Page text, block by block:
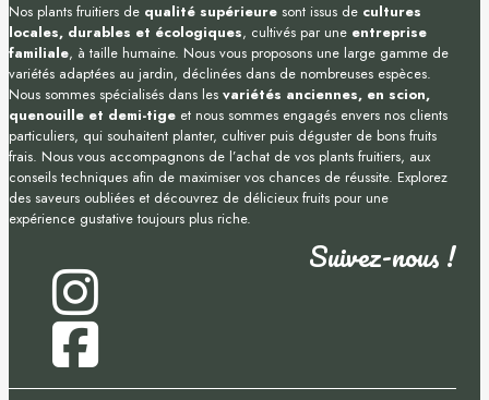
Nos plants fruitiers de qualité supérieure sont issus de cultures
locales, durables et écologiques, cultivés par une entreprise
familiale, à taille humaine. Nous vous proposons une large gamme de
variétés adaptées au jardin, déclinées dans de nombreuses espèces.
Nous sommes spécialisés dans les variétés anciennes, en scion,
quenouille et demi-tige et nous sommes engagés envers nos clients
particuliers, qui souhaitent planter, cultiver puis déguster de bons fruits
frais. Nous vous accompagnons de l’achat de vos plants fruitiers, aux
conseils techniques afin de maximiser vos chances de réussite. Explorez
des saveurs oubliées et découvrez de délicieux fruits pour une
expérience gustative toujours plus riche.
Suivez-nous !